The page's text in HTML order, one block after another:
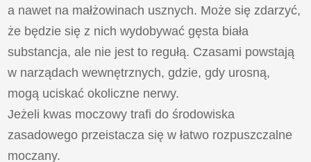
a nawet na małżowinach usznych. Może się zdarzyć,
że będzie się z nich wydobywać gęsta biała
substancja, ale nie jest to regułą. Czasami powstają
w narządach wewnętrznych, gdzie, gdy urosną,
mogą uciskać okoliczne nerwy.
Jeżeli kwas moczowy trafi do środowiska
zasadowego przeistacza się w łatwo rozpuszczalne
moczany.